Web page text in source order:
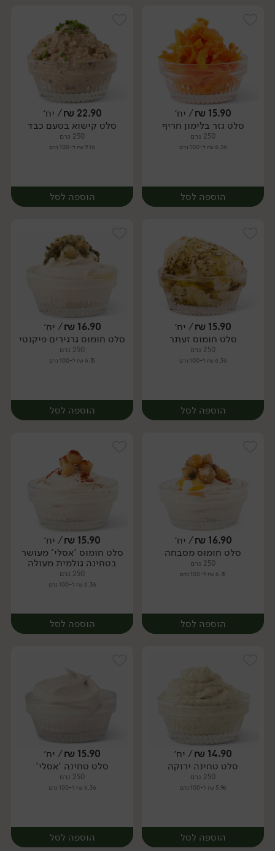
יח׳ יח׳
15.90
₪/ יח׳
סלט גזר בלימון חריף
250 גרם
6.36 ₪ ל-100 גרם
הוספה לסל
יח׳
22.90
₪/ יח׳
סלט קישוא בטעם כבד
250 גרם
9.16 ₪ ל-100 גרם
הוספה לסל
יח׳
15.90
₪/ יח׳
סלט חומוס זעתר
250 גרם
6.36 ₪ ל-100 גרם
הוספה לסל
יח׳
16.90
₪/ יח׳
סלט חומוס גרגירים פיקנטי
250 גרם
6.76 ₪ ל-100 גרם
הוספה לסל
יח׳
16.90
₪/ יח׳
סלט חומוס מסבחה
250 גרם
6.76 ₪ ל-100 גרם
הוספה לסל
יח׳
15.90
₪/ יח׳
סלט חומוס 'אסלי' מעושר
בטחינה גולמית מעולה
250 גרם
6.36 ₪ ל-100 גרם
הוספה לסל
יח׳
14.90
₪/ יח׳
סלט טחינה ירוקה
250 גרם
5.96 ₪ ל-100 גרם
הוספה לסל
15.90
₪/ יח׳
סלט טחינה 'אסלי'
250 גרם
6.36 ₪ ל-100 גרם
הוספה לסל